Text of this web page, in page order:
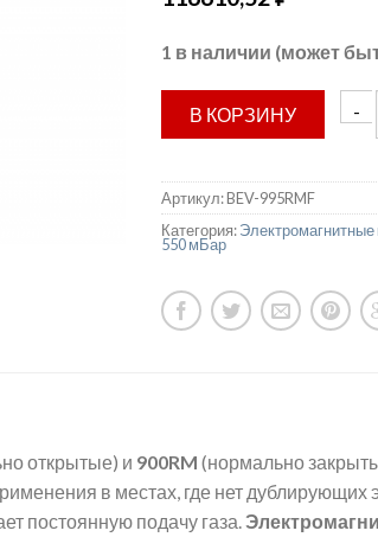
1 в наличии (может
В КОРЗИНУ
Артикул:BEV-995RMF
Категория:
550 мБар
открытые) и 900RM (нормально
в местах, где нет дублирующих
постоянную подачу газа.